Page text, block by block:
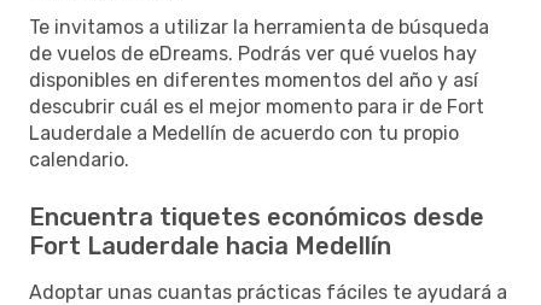
Te invitamos a utilizar la herramienta de búsqueda
de vuelos de eDreams. Podrás ver qué vuelos hay
disponibles en diferentes momentos del año y así
descubrir cuál es el mejor momento para ir de Fort
Lauderdale a Medellín de acuerdo con tu propio
calendario.
Encuentra tiquetes económicos desde
Fort Lauderdale hacia Medellín
Adoptar unas cuantas prácticas fáciles te ayudará a